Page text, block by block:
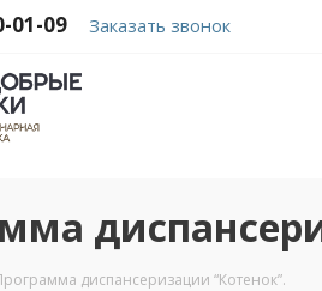
01-09 Заказать звонок
диспансеризации “Котенок”.